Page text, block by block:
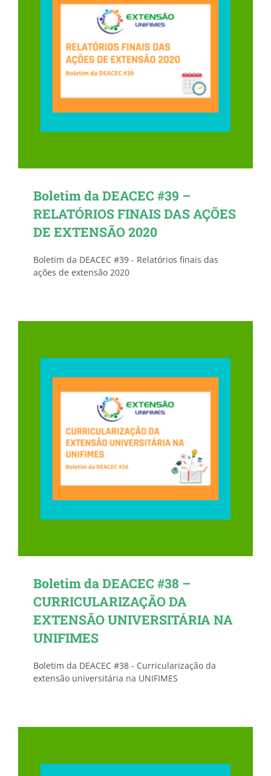
Boletim da DEACEC #39 –
RELATÓRIOS FINAIS DAS AÇÕES
DE EXTENSÃO 2020
Boletim da DEACEC #39 - Relatórios finais das
ações de extensão 2020
Boletim da DEACEC #38 –
CURRICULARIZAÇÃO DA
EXTENSÃO UNIVERSITÁRIA NA
UNIFIMES
Boletim da DEACEC #38 - Curricularização da
extensão universitária na UNIFIMES